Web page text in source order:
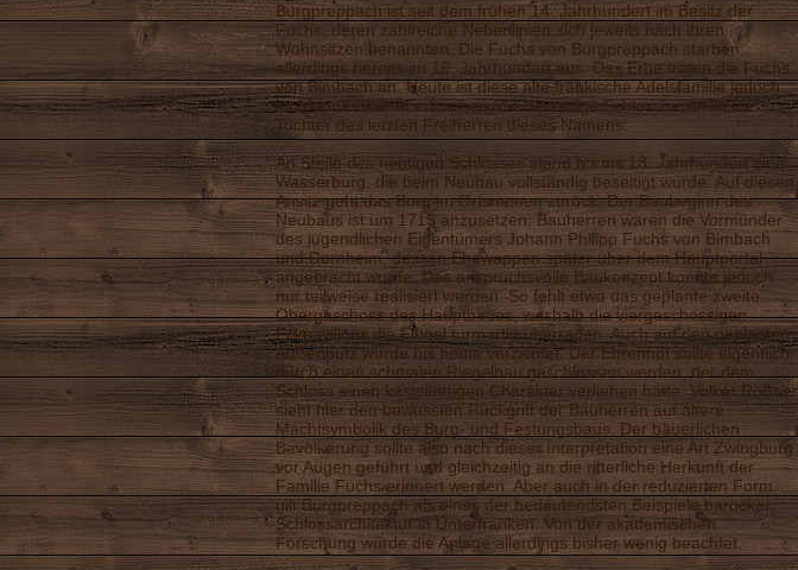
Burgpreppach ist seit dem frühen 14. Jahrhundert im Besitz der
Fuchs, deren zahlreiche Nebenlinien sich jeweils nach ihren
Wohnsitzen benannten. Die Fuchs von Burgpreppach starben
allerdings bereits im 16. Jahrhundert aus. Das Erbe traten die Fuchs
von Bimbach an. Heute ist diese alte fränkische Adelsfamilie jedoch
im Mannesstamm erloschen, die derzeitige Schlossherrin ist die
Tochter des letzten Freiherren dieses Namens.
An Stelle des heutigen Schlosses stand bis ins 18. Jahrhundert eine
Wasserburg, die beim Neubau vollständig beseitigt wurde. Auf diesen
Ansitz geht das Burg im Ortsnamen zurück. Der Baubeginn des
Neubaus ist um 1715 anzusetzen. Bauherren waren die Vormünder
des jugendlichen Eigentümers Johann Philipp Fuchs von Bimbach
und Dornheim, dessen Ehewappen später über dem Hauptportal
angebracht wurde. Das anspruchsvolle Baukonzept konnte jedoch
nur teilweise realisiert werden. So fehlt etwa das geplante zweite
Obergeschoss des Hauptbaues, weshalb die viergeschossigen
Eckpavillons die Flügel turmartig überragen. Auch auf den geplanten
Außenputz wurde bis heute verzichtet. Der Ehrenhof sollte eigentlich
durch einen schmalen Riegelbau geschlossen werden, der dem
Schloss einen kastellartigen Charakter verliehen hätte. Volker Rößner
sieht hier den bewussten Rückgriff der Bauherren auf ältere
Machtsymbolik des Burg- und Festungsbaus. Der bäuerlichen
Bevölkerung sollte also nach dieser Interpretation eine Art Zwingburg
vor Augen geführt und gleichzeitig an die ritterliche Herkunft der
Familie Fuchs erinnert werden. Aber auch in der reduzierten Form
gilt Burgpreppach als eines der bedeutendsten Beispiele barocker
Schlossarchitektur in Unterfranken. Von der akademischen
Forschung wurde die Anlage allerdings bisher wenig beachtet.